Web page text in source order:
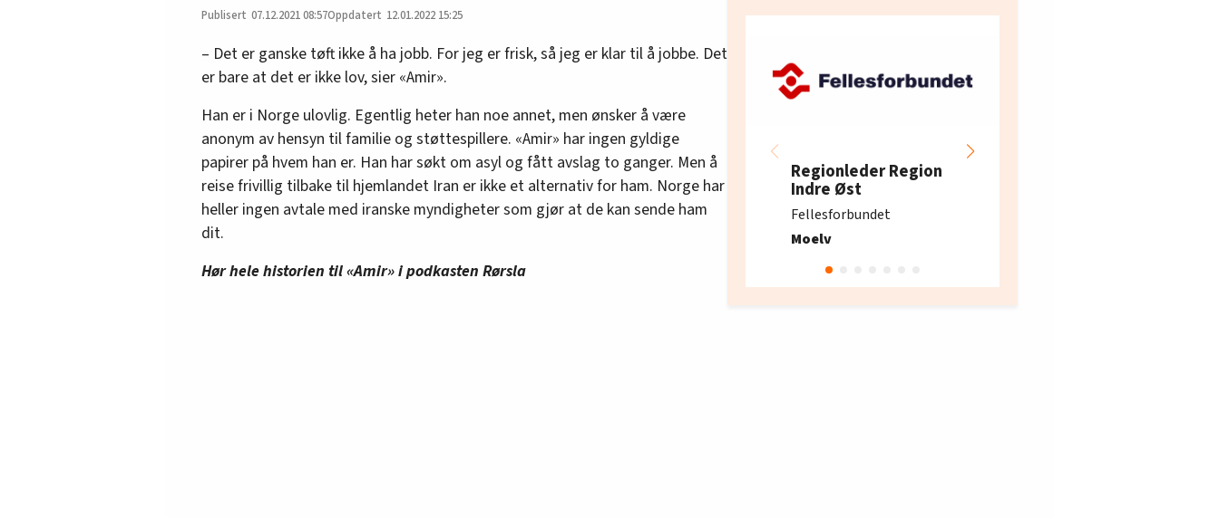
07.12.202108:57 12.01.2022 15:25
– Det er ganske tøft ikke å ha jobb. For jeg er frisk, så jeg er klar til å jobbe. Det
er bare at det er ikke lov, sier «Amir».
Han er i Norge ulovlig. Egentlig heter han noe annet, men ønsker å være
anonym av hensyn til familie og støttespillere. «Amir» har ingen gyldige
papirer på hvem han er. Han har søkt om asyl og fått avslag to ganger. Men å
reise frivillig tilbake til hjemlandet Iran er ikke et alternativ for ham. Norge har
heller ingen avtale med iranske myndigheter som gjør at de kan sende ham
dit.
Hør hele historien til «Amir» i podkasten Rørsla
Regionleder Region
Indre Øst
Fellesforbundet
Moelv